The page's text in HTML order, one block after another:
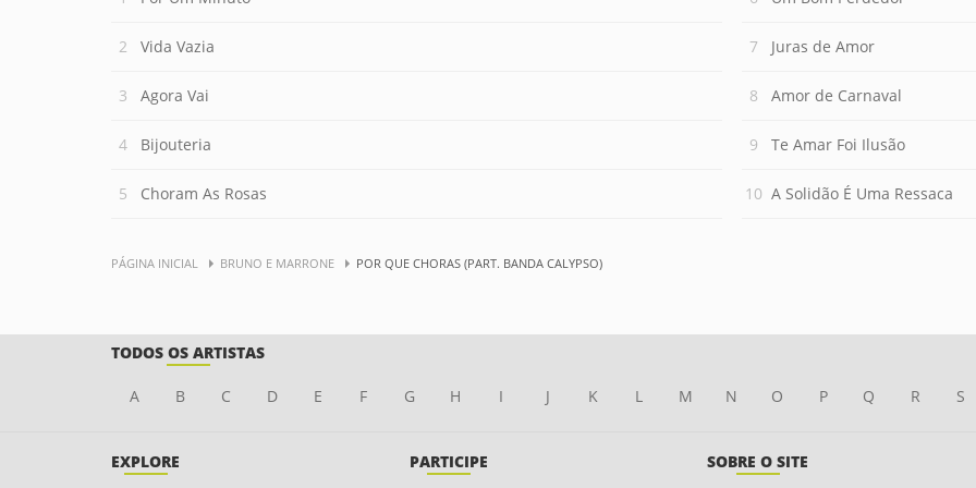
Vida Vazia
Agora Vai
Bijouteria
Choram As Rosas
Juras de Amor
Amor de Carnaval
Te Amar Foi Ilusão
A Solidão É Uma Ressaca
PÁGINA INICIAL BRUNO E MARRONE POR QUE CHORAS (PART. BANDA CALYPSO)
TODOS OS ARTISTAS
A B C D E F G H I J K L M N O P Q R S
EXPLORE PARTICIPE SOBRE O SITE